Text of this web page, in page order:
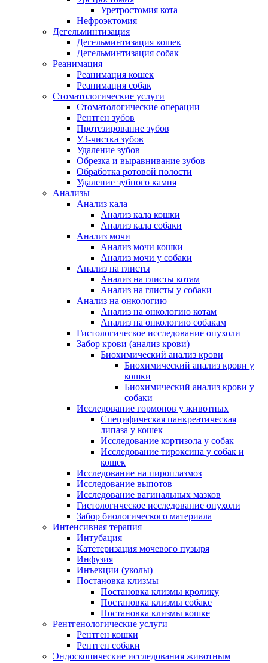
Уретростомия кота
Нефроэктомия
Дегельминтизация
Дегельминтизация кошек
Дегельминтизация собак
Реанимация
Реанимация кошек
Реанимация собак
Стоматологические услуги
Стоматологические операции
Рентген зубов
Протезирование зубов
УЗ-чистка зубов
Удаление зубов
Обрезка и выравнивание зубов
Обработка ротовой полости
Удаление зубного камня
Анализы
Анализ кала
Анализ кала кошки
Анализ кала собаки
Анализ мочи
Анализ мочи кошки
Анализ мочи у собаки
Анализ на глисты
Анализ на глисты котам
Анализ на глисты у собаки
Анализ на онкологию
Анализ на онкологию котам
Анализ на онкологию собакам
Гистологическое исследование опухоли
Забор крови (анализ крови)
Биохимический анализ крови
Биохимический анализ крови у
кошки
Биохимический анализ крови у
собаки
Исследование гормонов у животных
Специфическая панкреатическая
липаза у кошек
Исследование кортизола у собак
Исследование тироксина у собак и
кошек
Исследование на пироплазмоз
Исследование выпотов
Исследование вагинальных мазков
Гистологическое исследование опухоли
Забор биологического материала
Интенсивная терапия
Интубация
Катетеризация мочевого пузыря
Инфузия
Инъекции (уколы)
Постановка клизмы
Постановка клизмы кролику
Постановка клизмы собаке
Постановка клизмы кошке
Рентгенологические услуги
Рентген кошки
Рентген собаки
Эндоскопические исследования животным